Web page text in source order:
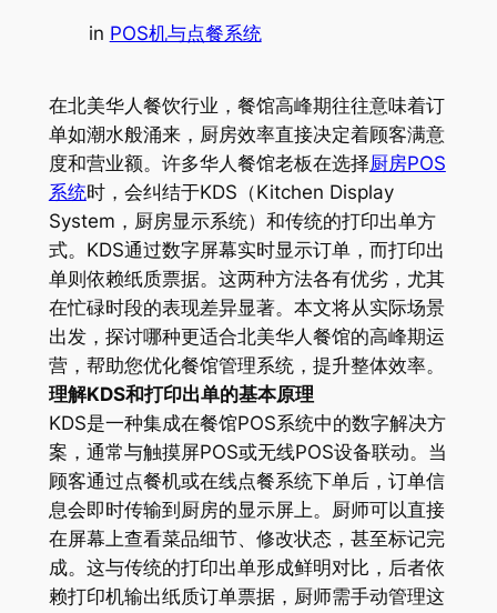
in POS机与点餐系统
在北美华人餐饮行业，餐馆高峰期往往意味着订
单如潮水般涌来，厨房效率直接决定着顾客满意
度和营业额。许多华人餐馆老板在选择厨房POS
系统时，会纠结于KDS（Kitchen Display
System，厨房显示系统）和传统的打印出单方
式。KDS通过数字屏幕实时显示订单，而打印出
单则依赖纸质票据。这两种方法各有优劣，尤其
在忙碌时段的表现差异显著。本文将从实际场景
出发，探讨哪种更适合北美华人餐馆的高峰期运
营，帮助您优化餐馆管理系统，提升整体效率。
理解KDS和打印出单的基本原理
KDS是一种集成在餐馆POS系统中的数字解决方
案，通常与触摸屏POS或无线POS设备联动。当
顾客通过点餐机或在线点餐系统下单后，订单信
息会即时传输到厨房的显示屏上。厨师可以直接
在屏幕上查看菜品细节、修改状态，甚至标记完
成。这与传统的打印出单形成鲜明对比，后者依
赖打印机输出纸质订单票据，厨师需手动管理这